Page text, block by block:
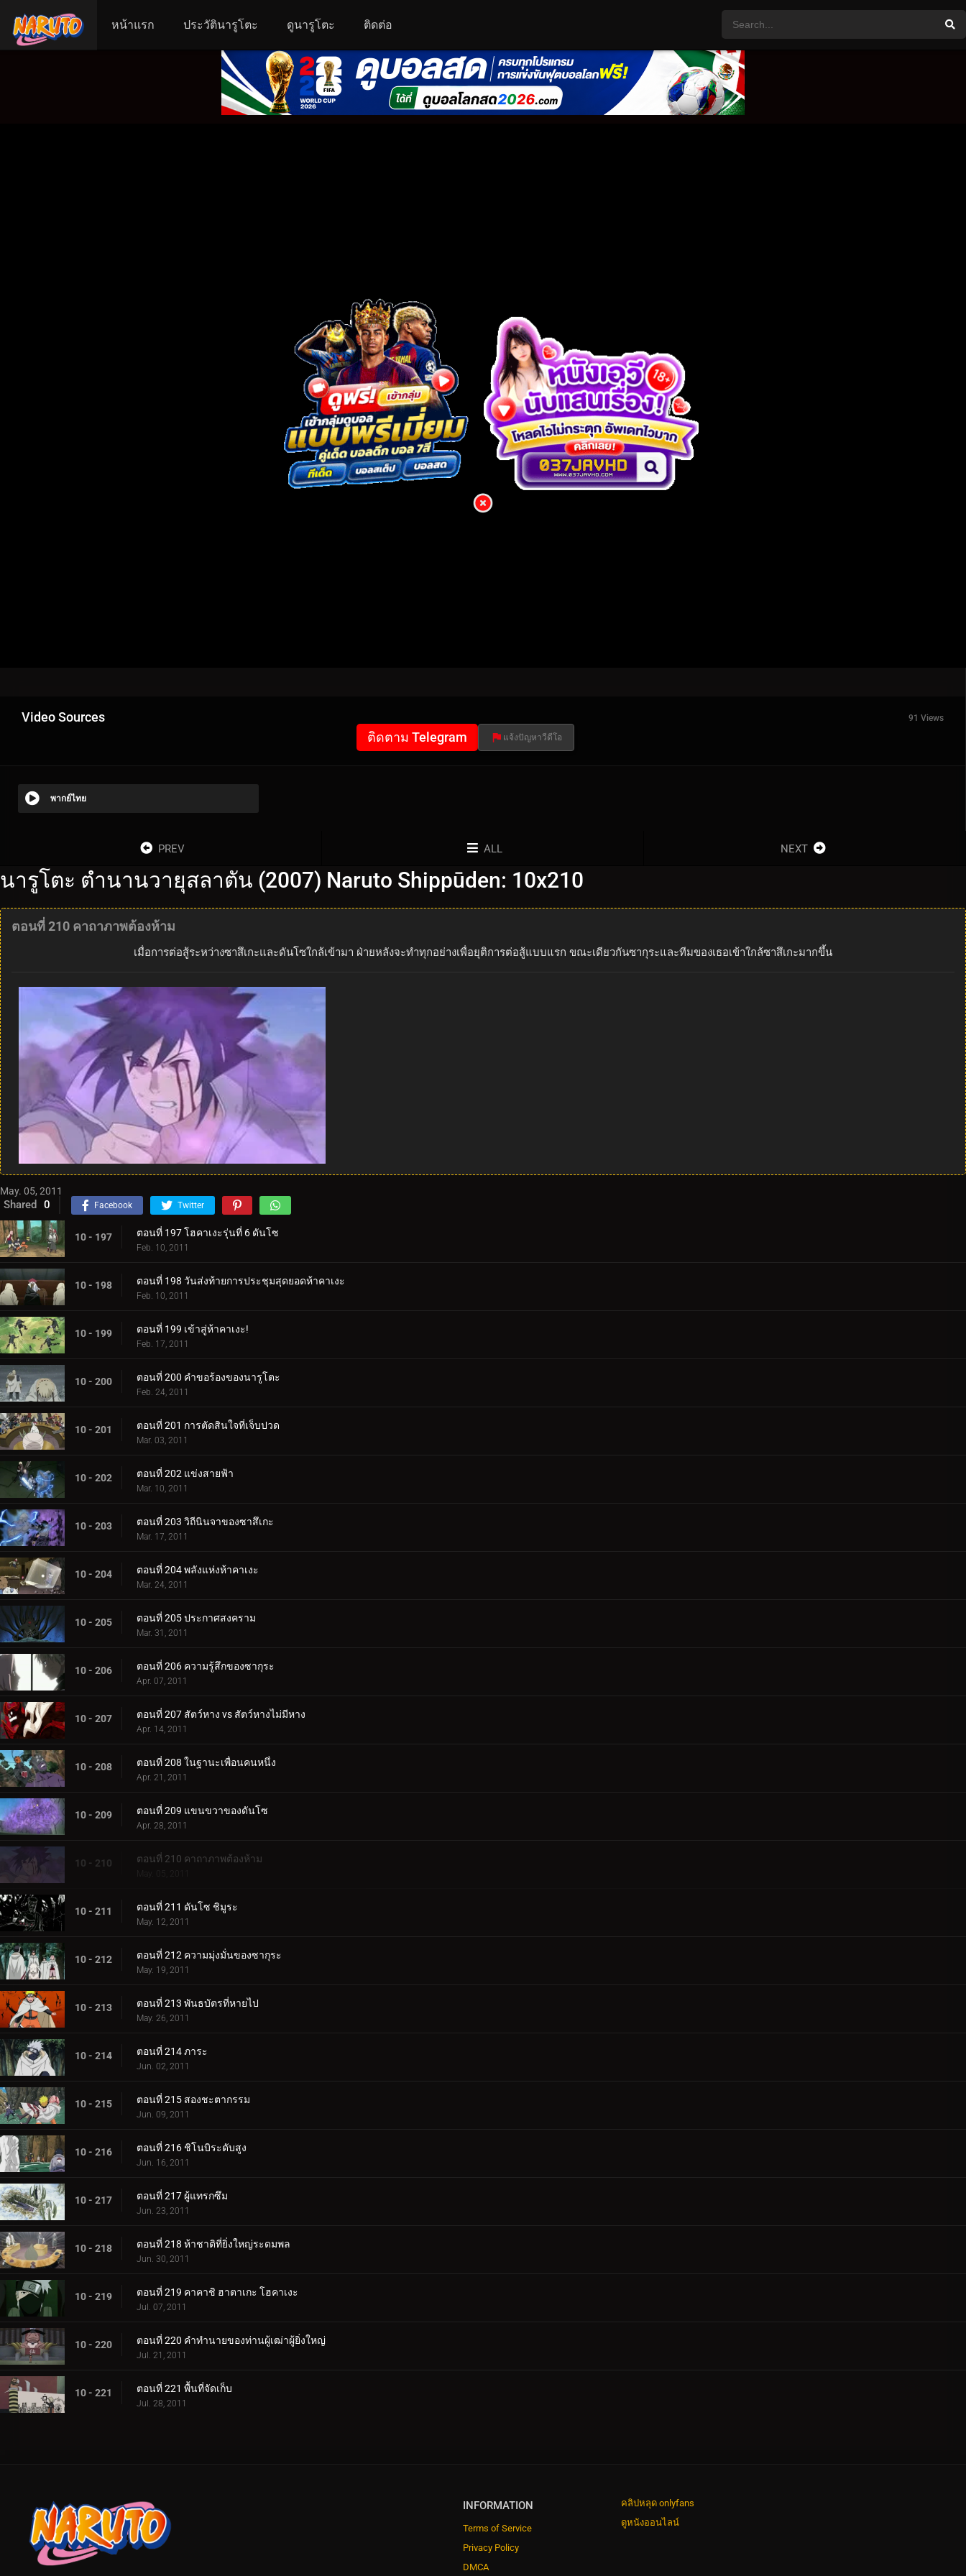
หน้าแรก ประวัตินารูโตะ ดูนารูโตะ ติดต่อ
Video Sources 91 Views
ติดตาม Telegram แจ้งปัญหาวีดีโอ
พากย์ไทย
PREV ALL NEXT
นารูโตะ ตำนานวายุสลาตัน (2007) Naruto Shippūden: 10x210
ตอนที่ 210 คาถาภาพต้องห้าม
เมื่อการต่อสู้ระหว่างซาสึเกะและดันโซใกล้เข้ามา ฝ่ายหลังจะทำทุกอย่างเพื่อยุติการต่อสู้แบบแรก ขณะเดียวกันซากุระและทีมของเธอเข้าใกล้ซาสึเกะมากขึ้น
May. 05, 2011
Shared 0 Facebook Twitter
10 - 197 ตอนที่ 197 โฮคาเงะรุ่นที่ 6 ดันโซ
Feb. 10, 2011
10 - 198 ตอนที่ 198 วันส่งท้ายการประชุมสุดยอดห้าคาเงะ
Feb. 10, 2011
10 - 199 ตอนที่ 199 เข้าสู่ห้าคาเงะ!
Feb. 17, 2011
10 - 200 ตอนที่ 200 คำขอร้องของนารูโตะ
Feb. 24, 2011
10 - 201 ตอนที่ 201 การตัดสินใจที่เจ็บปวด
Mar. 03, 2011
10 - 202 ตอนที่ 202 แข่งสายฟ้า
Mar. 10, 2011
10 - 203 ตอนที่ 203 วิถีนินจาของซาสึเกะ
Mar. 17, 2011
10 - 204 ตอนที่ 204 พลังแห่งห้าคาเงะ
Mar. 24, 2011
10 - 205 ตอนที่ 205 ประกาศสงคราม
Mar. 31, 2011
10 - 206 ตอนที่ 206 ความรู้สึกของซากุระ
Apr. 07, 2011
10 - 207 ตอนที่ 207 สัตว์หาง vs สัตว์หางไม่มีหาง
Apr. 14, 2011
10 - 208 ตอนที่ 208 ในฐานะเพื่อนคนหนึ่ง
Apr. 21, 2011
10 - 209 ตอนที่ 209 แขนขวาของดันโซ
Apr. 28, 2011
10 - 210 ตอนที่ 210 คาถาภาพต้องห้าม
May. 05, 2011
10 - 211 ตอนที่ 211 ดันโซ ชิมูระ
May. 12, 2011
10 - 212 ตอนที่ 212 ความมุ่งมั่นของซากุระ
May. 19, 2011
10 - 213 ตอนที่ 213 พันธบัตรที่หายไป
May. 26, 2011
10 - 214 ตอนที่ 214 ภาระ
Jun. 02, 2011
10 - 215 ตอนที่ 215 สองชะตากรรม
Jun. 09, 2011
10 - 216 ตอนที่ 216 ชิโนบิระดับสูง
Jun. 16, 2011
10 - 217 ตอนที่ 217 ผู้แทรกซึม
Jun. 23, 2011
10 - 218 ตอนที่ 218 ห้าชาติที่ยิ่งใหญ่ระดมพล
Jun. 30, 2011
10 - 219 ตอนที่ 219 คาคาชิ ฮาตาเกะ โฮคาเงะ
Jul. 07, 2011
10 - 220 ตอนที่ 220 คำทำนายของท่านผู้เฒ่าผู้ยิ่งใหญ่
Jul. 21, 2011
10 - 221 ตอนที่ 221 พื้นที่จัดเก็บ
Jul. 28, 2011
INFORMATION
Terms of Service
Privacy Policy
DMCA
คลิปหลุด onlyfans
ดูหนังออนไลน์